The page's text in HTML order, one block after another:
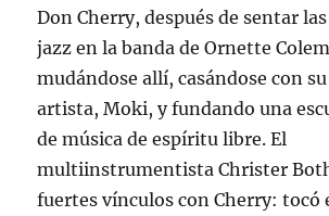
Don Cherry, después de sentar
jazz en la banda de Ornette
mudándose allí, casándose con
artista, Moki, y fundando una
de música de espíritu libre. El
multiinstrumentista Christer
fuertes vínculos con Cherry: tocó